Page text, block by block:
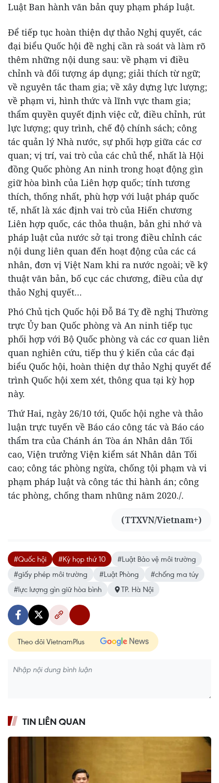
Luật Ban hành văn bản quy phạm pháp luật.
Để tiếp tục hoàn thiện dự thảo Nghị quyết, các
đại biểu Quốc hội đề nghị cần rà soát và làm rõ
thêm những nội dung sau: về phạm vi điều
chỉnh và đối tượng áp dụng; giải thích từ ngữ;
về nguyên tắc tham gia; về xây dựng lực lượng;
về phạm vi, hình thức và lĩnh vực tham gia;
thẩm quyền quyết định việc cử, điều chỉnh, rút
lực lượng; quy trình, chế độ chính sách; công
tác quản lý Nhà nước, sự phối hợp giữa các cơ
quan; vị trí, vai trò của các chủ thể, nhất là Hội
đồng Quốc phòng An ninh trong hoạt động gìn
giữ hòa bình của Liên hợp quốc; tính tương
thích, thống nhất, phù hợp với luật pháp quốc
tế, nhất là xác định vai trò của Hiến chương
Liên hợp quốc, các thỏa thuận, bản ghi nhớ và
pháp luật của nước sở tại trong điều chỉnh các
nội dung liên quan đến hoạt động của các cá
nhân, đơn vị Việt Nam khi ra nước ngoài; về kỹ
thuật văn bản, bố cục các chương, điều của dự
thảo Nghị quyết…
Phó Chủ tịch Quốc hội Đỗ Bá Tỵ đề nghị Thường
trực Ủy ban Quốc phòng và An ninh tiếp tục
phối hợp với Bộ Quốc phòng và các cơ quan liên
quan nghiên cứu, tiếp thu ý kiến của các đại
biểu Quốc hội, hoàn thiện dự thảo Nghị quyết để
trình Quốc hội xem xét, thông qua tại kỳ họp
này.
Thứ Hai, ngày 26/10 tới, Quốc hội nghe và thảo
luận trực tuyến về Báo cáo công tác và Báo cáo
thẩm tra của Chánh án Tòa án Nhân dân Tối
cao, Viện trưởng Viện kiểm sát Nhân dân Tối
cao; công tác phòng ngừa, chống tội phạm và vi
phạm pháp luật và công tác thi hành án; công
tác phòng, chống tham nhũng năm 2020./.
(TTXVN/Vietnam+)
#Quốc hội #Kỳ họp thứ 10
#Luật Bảo vệ môi trường
#giấy phép môi trường
#Luật Phòng
#chống ma túy
#lực lượng gìn giữ hòa bình
TP. Hà Nội
Theo dõi VietnamPlus
TIN LIÊN QUAN